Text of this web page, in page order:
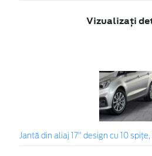
Vizualizați
Jantă din aliaj 17" design cu 10